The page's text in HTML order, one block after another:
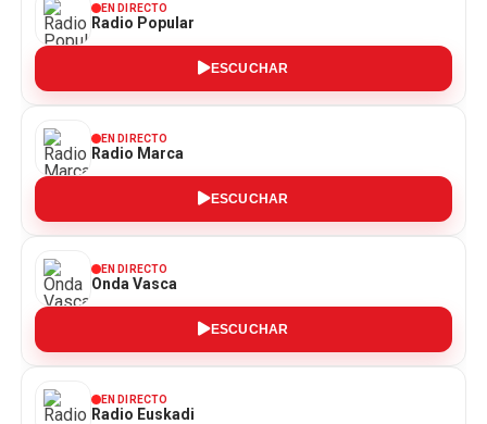
EN DIRECTO
Radio Popular
ESCUCHAR
EN DIRECTO
Radio Marca
ESCUCHAR
EN DIRECTO
Onda Vasca
ESCUCHAR
EN DIRECTO
Radio Euskadi